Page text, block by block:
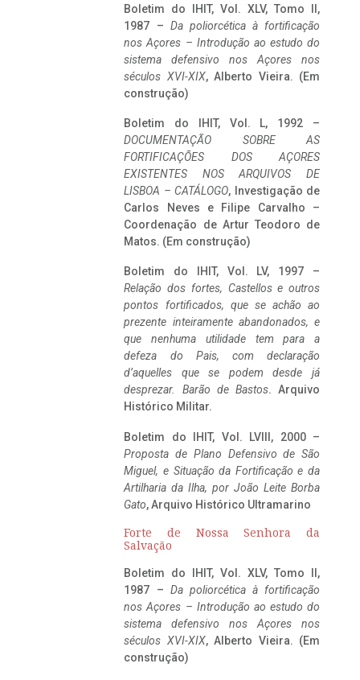
Boletim do IHIT, Vol. XLV, Tomo II,
1987 – Da poliorcética à fortificação
nos Açores – Introdução ao estudo do
sistema defensivo nos Açores nos
séculos XVI-XIX, Alberto Vieira. (Em
construção)
Boletim do IHIT, Vol. L, 1992 –
DOCUMENTAÇÃO SOBRE AS
FORTIFICAÇÕES DOS AÇORES
EXISTENTES NOS ARQUIVOS DE
LISBOA – CATÁLOGO, Investigação de
Carlos Neves e Filipe Carvalho –
Coordenação de Artur Teodoro de
Matos. (Em construção)
Boletim do IHIT, Vol. LV, 1997 –
Relação dos fortes, Castellos e outros
pontos fortificados, que se achão ao
prezente inteiramente abandonados, e
que nenhuma utilidade tem para a
defeza do Pais, com declaração
d’aquelles que se podem desde já
desprezar. Barão de Bastos. Arquivo
Histórico Militar.
Boletim do IHIT, Vol. LVIII, 2000 –
Proposta de Plano Defensivo de São
Miguel, e Situação da Fortificação e da
Artilharia da Ilha, por João Leite Borba
Gato, Arquivo Histórico Ultramarino
Forte de Nossa Senhora da
Salvação
Boletim do IHIT, Vol. XLV, Tomo II,
1987 – Da poliorcética à fortificação
nos Açores – Introdução ao estudo do
sistema defensivo nos Açores nos
séculos XVI-XIX, Alberto Vieira. (Em
construção)